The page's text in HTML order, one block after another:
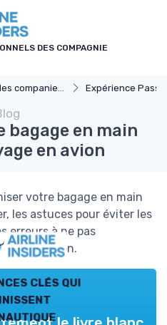
DES COMPAGNIE
d'aviation Expérience
en main
en avion
votre bagage en main
les astuces pour éviter les
erreurs à ne pas
en avion.
clés qui